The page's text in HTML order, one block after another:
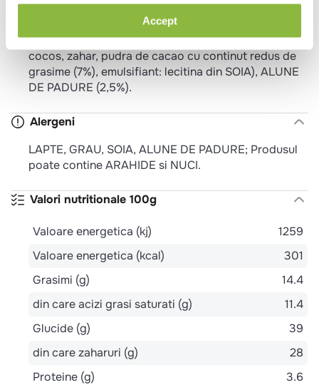
Accept
cornet de napolitana (14.1%) (faina de GRAU, zahar,
ulei de cocos, emulsifiant: lecitina din SOIA; sare,
caramel (zahar, apa)), glazura de cacao (7%) (ulei de
cocos, zahar, pudra de cacao cu continut redus de
grasime (7%), emulsifiant: lecitina din SOIA), ALUNE
DE PADURE (2,5%).
Alergeni
LAPTE, GRAU, SOIA, ALUNE DE PADURE; Produsul
poate contine ARAHIDE si NUCI.
Valori nutritionale 100g
Valoare energetica (kj)
1259
Valoare energetica (kcal)
301
Grasimi (g)
14.4
din care acizi grasi saturati (g)
11.4
Glucide (g)
39
din care zaharuri (g)
28
Proteine (g)
3.6